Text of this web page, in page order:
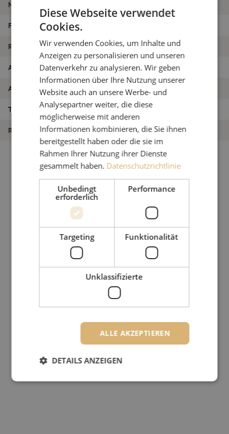
Marke
Farbe
Rohrdurchmesser 10/8 mm
Artikelname HDPE-Führungsrohr, 10/8mm, rot
Artikel Nummer M00000454
Typ der Röhre Schutzrohr
Rohrdurchmesser 10 mm
Diese Webseite verwendet
Cookies.
Wir verwenden Cookies, um Inhalte und
Anzeigen zu personalisieren und unseren
Datenverkehr zu analysieren. Wir geben
Informationen über Ihre Nutzung unserer
Website auch an unsere Werbe- und
Analysepartner weiter, die diese
möglicherweise mit anderen
Informationen kombinieren, die Sie ihnen
bereitgestellt haben oder die sie im
Rahmen Ihrer Nutzung ihrer Dienste
gesammelt haben. Datenschutzrichtlinie
Unbedingt
erforderlich
Performance
Targeting Funktionalität
Unklassifizierte
ALLE AKZEPTIEREN
DETAILS ANZEIGEN